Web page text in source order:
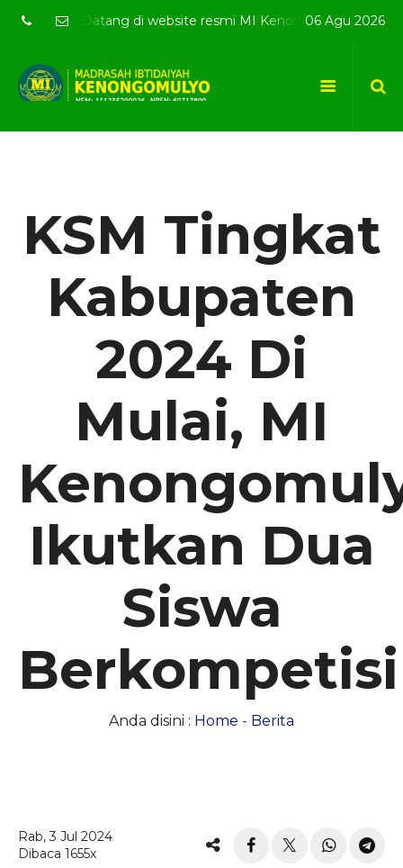
Selamat Datang di website resmi MI Kenongomulyo - MIKN
06 Agu 2026
KSM Tingkat
Kabupaten
2024 Di
Mulai, MI
Ikutkan Dua
Siswa
Berkompetisi
Anda disini : Home - Berita
Rab, 3 Jul 2024
Dibaca 1655x